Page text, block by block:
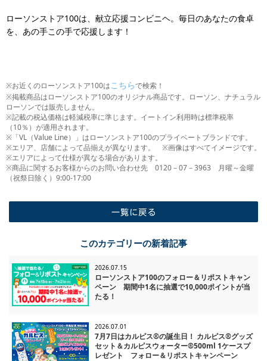
ローソンストア100は、献立応援コンビニヘ。毎日のあなたの食卓
を、あの手この手で応援します！
※お近くのローソンストア100はこちらで検索！
※掲載商品はローソンストア100のオリジナル商品です。ローソン、ナチュラル
ローソンでは販売しません。
※記載の税込価格は軽減税率に準じます。イートイン利用時は標準税率
（10％）が適用されます。
※「VL（Value Line）」はローソンストア100のプライベートブランドです。
※エリア、店舗によって品揃えが異なります。 ※画像はすべてイメージです。
※エリアによって仕様が異なる場合があります。
※商品に関するお客様からのお問い合わせ先 0120－07－3963 月曜～金曜
（祝祭日除く）9:00-17:00
このカテゴリーの新着記事
2026.07.15
ローソンストア100のフォロー＆リポストキャン
ペーン 期間中1名に抽選で10,000ポイントが当
たる！
2026.07.01
7月7日はカルピス®の誕生日！ カルピス®グッズ
セット＆カルピスウォーター®500ml 1ケースプ
レゼント フォロー＆リポストキャンペーン